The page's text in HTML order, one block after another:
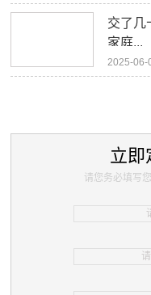
交了几
家庭...
2025-06-
立即
请您务必填写